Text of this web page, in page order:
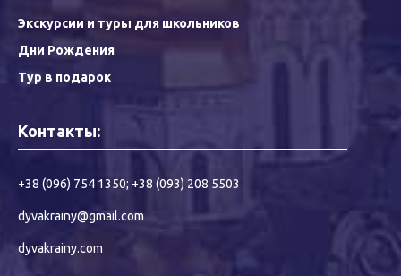
Экскурсии и туры для школьников
Дни Рождения
Тур в подарок
Контакты:
+38 (096) 754 1350; +38 (093) 208 5503
dyvakrainy@gmail.com
dyvakrainy.com